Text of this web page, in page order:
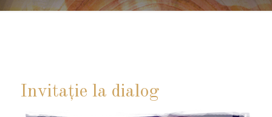
Invitație la dialog